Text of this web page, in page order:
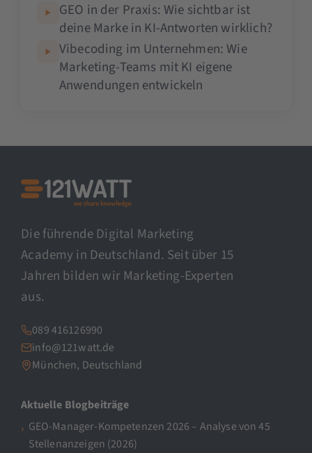
GEO in der Praxis: Wie sichtbar ist
deine Marke in KI-Antworten wirklich?
Vibecoding im Unternehmen: Wie
Marketing-Teams mit KI eigene
Anwendungen entwickeln
Die führende Digital Marketing
Academy in Deutschland. Seit über 15
Jahren bilden wir Marketing-Experten
aus.
089 416126990
info@121watt.de
München, Deutschland
Aktuelle Blogbeiträge
GEO-Manager-Kompetenzen 2026 – Analyse von 45
Stellenanzeigen (2026)